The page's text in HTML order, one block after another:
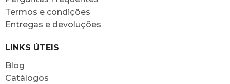
Termos e condições
Entregas e devoluções
LINKS ÚTEIS
Blog
Catálogos